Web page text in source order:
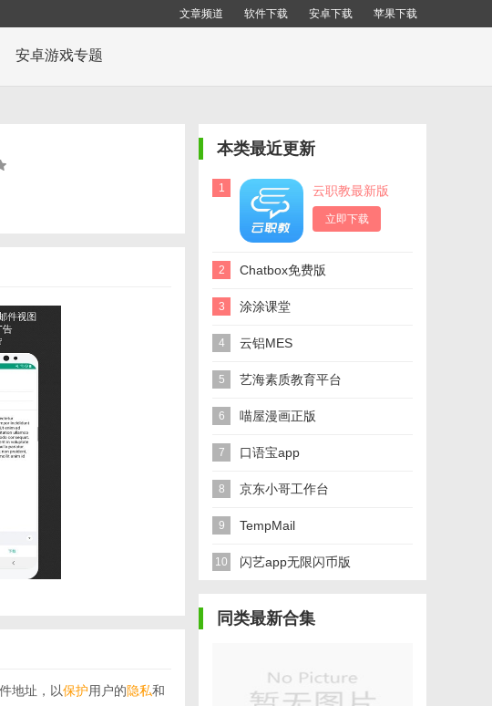
文章频道 软件下载 安卓下载 苹果下载
安卓游戏专题
地址，以保护用户的隐私和
本类最近更新
1 云职教最新版
立即下载
2 Chatbox免费版
3 涂涂课堂
4 云铝MES
5 艺海素质教育平台
6 喵屋漫画正版
7 口语宝app
8 京东小哥工作台
9 TempMail
10 闪艺app无限闪币版
同类最新合集